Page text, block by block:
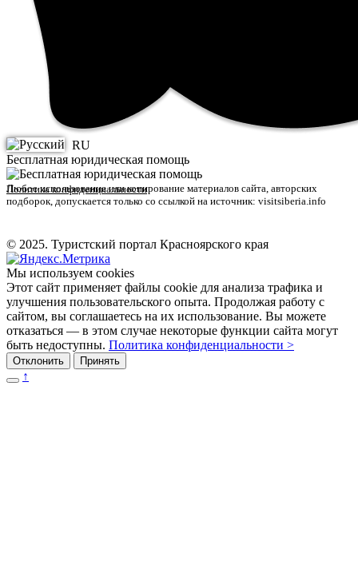
RU
Бесплатная юридическая помощь
Политика конфиденциальности
Любое использование или копирование материалов сайта, авторских
подборок, допускается только со ссылкой на источник: visitsiberia.info
© 2025. Туристский портал Красноярского края
Мы используем cookies
Этот сайт применяет файлы cookie для анализа трафика и
улучшения пользовательского опыта. Продолжая работу с
сайтом, вы соглашаетесь на их использование. Вы можете
отказаться — в этом случае некоторые функции сайта могут
быть недоступны. Политика конфиденциальности >
Отклонить Принять
↑